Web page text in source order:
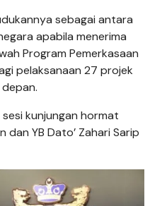
sebagai antara
apabila menerima
Program Pemerkasaan
pelaksanaan 27 projek
kunjungan hormat
dan YB Dato’ Zahari Sarip